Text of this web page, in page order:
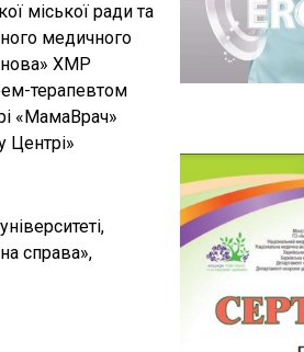
біль у серці та
звернення
змоги вчасно
просто
здоров'ї.
момент
виникає
можна вже
методи» –
міської ради та
медичного
ХМР
терапевтом
«МамаВрач»
Центрі»
справа»,